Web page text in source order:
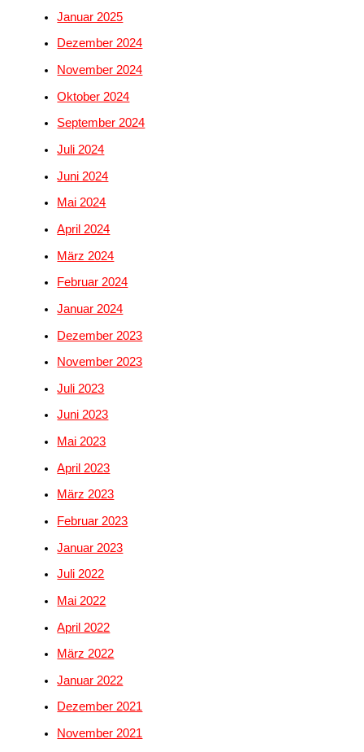
Januar 2025
Dezember 2024
November 2024
Oktober 2024
September 2024
Juli 2024
Juni 2024
Mai 2024
April 2024
März 2024
Februar 2024
Januar 2024
Dezember 2023
November 2023
Juli 2023
Juni 2023
Mai 2023
April 2023
März 2023
Februar 2023
Januar 2023
Juli 2022
Mai 2022
April 2022
März 2022
Januar 2022
Dezember 2021
November 2021